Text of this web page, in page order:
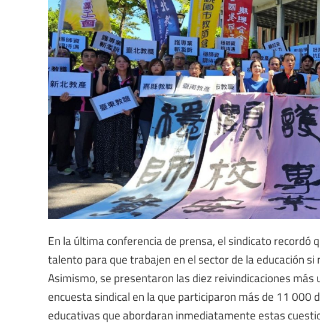
En la última conferencia de prensa, el sindicato recordó
talento para que trabajen en el sector de la educación si
Asimismo, se presentaron las diez reivindicaciones
encuesta sindical en la que participaron más de 11 000
educativas que abordaran inmediatamente estas